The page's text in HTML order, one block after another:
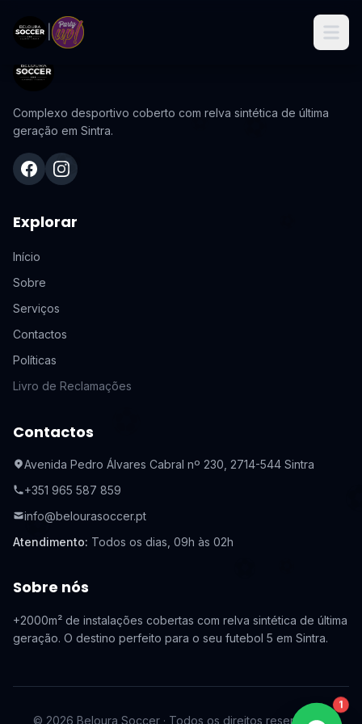
|
⚽️
⚽️
⚽️
⚽️
Complexo desportivo coberto com relva sintética de última
geração em Sintra.
FacebookInstagram
Explorar
Início
Sobre
Serviços
Contactos
Políticas
Livro de Reclamações
Contactos
Avenida Pedro Álvares Cabral nº 230, 2714-544 Sintra
+351 965 587 859
info@belourasoccer.pt
Atendimento: Todos os dias, 09h às 02h
Sobre nós
+2000m² de instalações cobertas com relva sintética de última
geração. O destino perfeito para o seu futebol 5 em Sintra.
© 2026 Beloura Soccer· Todos os direitos reservados.
1